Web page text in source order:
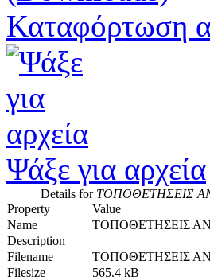
Καταφόρτωση
Ψάξε για αρχεία
Details forΤΟΠΟΘΕΤΗΣΕΙΣ
Property
Value
Name
ΤΟΠΟΘΕΤΗΣΕΙΣ
Description
Filename
ΤΟΠΟΘΕΤΗΣΕΙΣ
Filesize
565.4 kB